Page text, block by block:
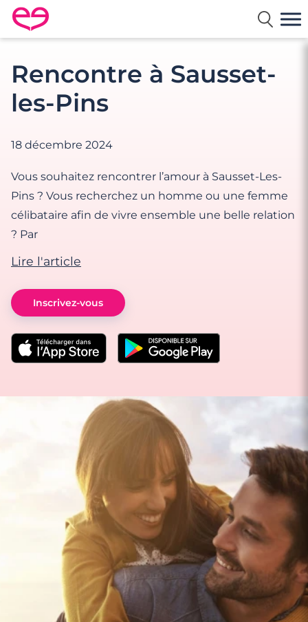
Rencontre en France avec Meetic
Rencontre à Sausset-
les-Pins
18 décembre 2024
Vous souhaitez rencontrer l’amour à Sausset-Les-
Pins ? Vous recherchez un homme ou une femme
célibataire afin de vivre ensemble une belle relation
? Par
Lire l'article
Inscrivez-vous